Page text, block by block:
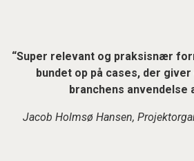
“Super relevant og praksisnær
bundet op på cases, der
branchens anvendelse
Jacob Holmsø Hansen,